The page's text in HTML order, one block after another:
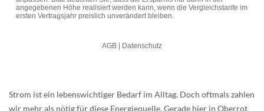
Strom ist ein lebenswichtiger Bedarf im Alltag. Doch oftmals zahlen
wir mehr als nötig für diese Energiequelle. Gerade hier in Oberrot